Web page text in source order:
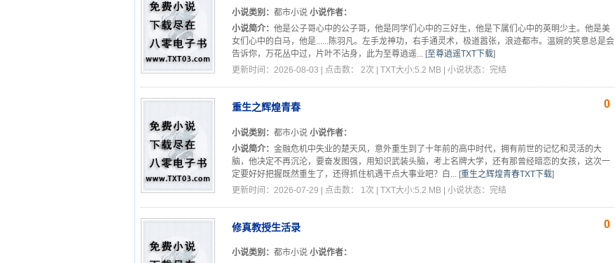
小说类别： 都市小说 小说作者：
小说简介： 他是公子哥心中的公子哥，他是同学们心中的三好生，他是下属们心中的英明少主。他是美
女们心中的白马，他是......陈羽凡。左手龙神功，右手通灵术，极道嚣张，浪迹都市。温婉的笑意总是会
告诉你，万花丛中过，片叶不沾身，此为至尊逍遥... [至尊逍遥TXT下载]
更新时间：2026-08-03 | 点击数： 2次 | TXT大小:5.2 MB | 小说状态：完结
重生之辉煌青春 0
小说类别： 都市小说 小说作者：
小说简介： 金融危机中失业的楚天风，意外重生到了十年前的高中时代，拥有前世的记忆和灵活的大
脑，他决定不再沉沦，要奋发图强，用知识武装头脑，考上名牌大学，还有那曾经暗恋的女孩，这次一
定要好好把握既然重生了，还得抓住机遇干点大事业吧？白... [重生之辉煌青春TXT下载]
更新时间：2026-07-29 | 点击数： 1次 | TXT大小:5.2 MB | 小说状态：完结
修真教授生活录 0
小说类别： 都市小说 小说作者：